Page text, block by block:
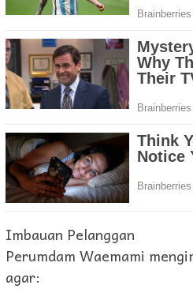
Imbauan Pelanggan
Perumdam Waemami
agar: